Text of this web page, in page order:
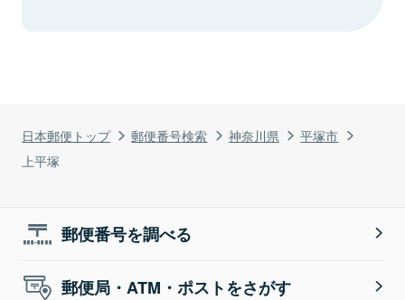
日本郵便トップ 郵便番号検索 神奈川県
平塚市
上平塚
郵便番号を調べる
郵便局・ATM・ポストをさがす